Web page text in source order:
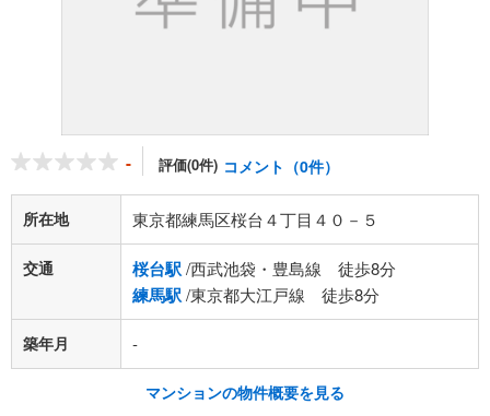
- 評価(0件) コメント（0件）
所在地 東京都練馬区桜台４丁目４０－５
交通 桜台駅/西武池袋・豊島線 徒歩8分
練馬駅/東京都大江戸線 徒歩8分
築年月 -
マンションの物件概要を見る